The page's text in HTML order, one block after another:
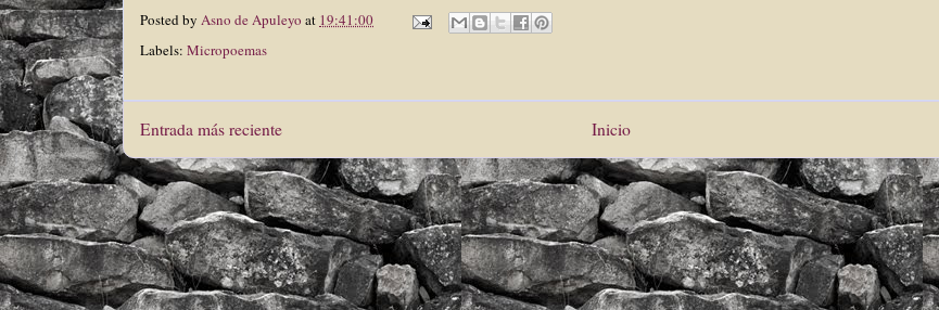
Posted by Asno de Apuleyo at 19:41:00
Labels: Micropoemas
Entrada más reciente Inicio